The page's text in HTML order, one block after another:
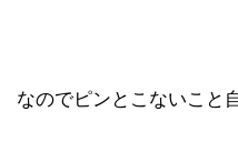
なのでピンとこないこと